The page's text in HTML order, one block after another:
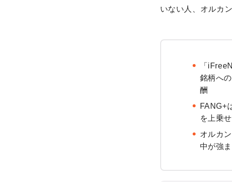
いない人、オルカ
「
銘柄へ
酬
FANG+
を上乗
オルカ
中が強